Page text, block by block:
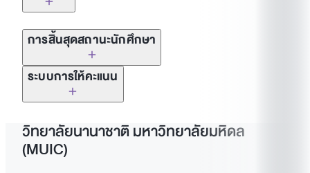
นักศึกษาต้องแจ้งให้อาจารย์ผู้สอนทราบล่วงหน้าเมื่อ
นักศึกษามีเหตุผลอันสมควรในการออกจากชั้นเรียน
ก่อนหรือมาสาย
นักศึกษาต้องปิดอุปกรณ์อิเล็กทรอนิกส์ทั้งหลายใน
ขณะที่เรียน ต้องได้รับอนุญาตจากอาจารย์ผู้สอนเพื่อ
นักศึกษาไม่ได้รับอนุญาตให้นำอาหารหรือเครื่องดื่มเข้า
การใช้หรือพยายามใช้ หนังสือ บันทึก เครื่องคิดเลข
คอมพิวเตอร์ โทรศัพท์มือถือ วิทยุติดตามตัว หรือ
เอกสารในแบบฝึกหัดใดๆโดยไม่ได้รับอนุญาตจาก
อาจารย์ผู้สอน
การทำสำเนาหรือความพยายามที่จะทำสำเนาจาก
นักศึกษาต้องแสดงบัตรประจำตัว MUIC ทุกครั้งที่สอบ
นักศึกษาต้องมาถึงตรงเวลา ผู้ที่มาถึงช้ากว่า 30 นาที
จะไม่ได้รับอนุญาตให้ทำการสอบ ทุกคนต้องนั่งสอบ
เป็นเวลาอย่างน้อย 30 นาที
เฉพาะนักศึกษาที่มีชื่อในใบลงทะเบียนเท่านั้นที่สามารถ
เข้าสอบได้
การสิ้นสุดสถานะนักศึกษา
สถานะของนักศึกษาจะสิ้นสุดตามเงื่อนไขดังต่อไปนี้และได้รับอนุมัติ
จากอธิการบดีแล้ว:
นักศึกษาชั่วคราวหรือนักศึกษาทดลองเรียนที่ไม่สามารถ
เลื่อนสถานะเป็นนักเรียนปกติได้
ระบบการให้คะแนน
การประเมินผลสัมฤทธิ์ทางการเรียนของนักศึกษาจะดำเนินการเมื่อเสร็จ
สิ้นภาคการศึกษาและบันทึกโดยใช้สัญลักษณ์เกรดเป็นตัวอักษรต่อไปนี้:
วิทยาลัยนานาชาติ มหาวิทยาลัยมหิดล
(MUIC)